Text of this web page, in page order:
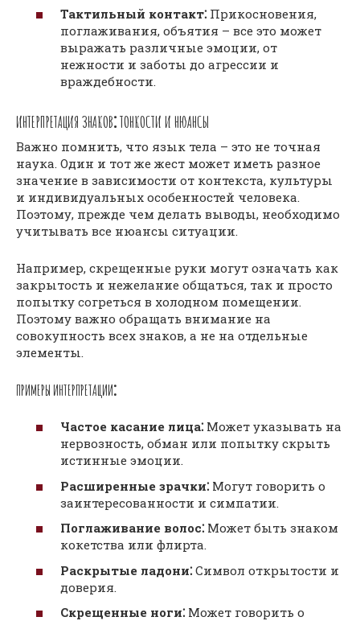
Тактильный контакт⁚ Прикосновения,
поглаживания, объятия – все это может
выражать различные эмоции, от
нежности и заботы до агрессии и
враждебности.
ИНТЕРПРЕТАЦИЯ ЗНАКОВ⁚ ТОНКОСТИ И НЮАНСЫ
Важно помнить, что язык тела – это не точная
наука. Один и тот же жест может иметь разное
значение в зависимости от контекста, культуры
и индивидуальных особенностей человека.
Поэтому, прежде чем делать выводы, необходимо
учитывать все нюансы ситуации.
Например, скрещенные руки могут означать как
закрытость и нежелание общаться, так и просто
попытку согреться в холодном помещении.
Поэтому важно обращать внимание на
совокупность всех знаков, а не на отдельные
элементы.
ПРИМЕРЫ ИНТЕРПРЕТАЦИИ⁚
Частое касание лица⁚ Может указывать на
нервозность, обман или попытку скрыть
истинные эмоции.
Расширенные зрачки⁚ Могут говорить о
заинтересованности и симпатии.
Поглаживание волос⁚ Может быть знаком
кокетства или флирта.
Раскрытые ладони⁚ Символ открытости и
доверия.
Скрещенные ноги⁚ Может говорить о